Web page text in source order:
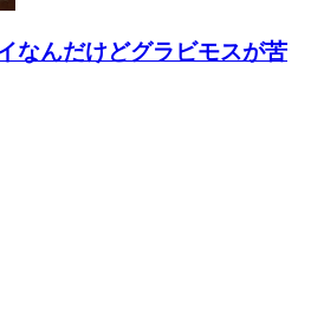
なんだけどグラビモスが苦